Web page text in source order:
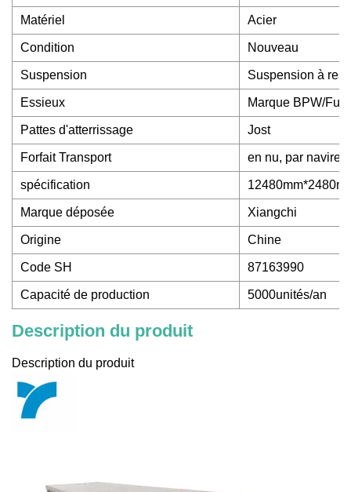
Matériel Acier
Condition Nouveau
Suspension Suspension à
Essieux Marque BPW/
Pattes d'atterrissage Jost
Forfait Transport en nu, par navire
spécification
Marque déposée Xiangchi
Origine Chine
Code SH 87163990
Capacité de production 5000unités/an
Description du produit
Description du produit